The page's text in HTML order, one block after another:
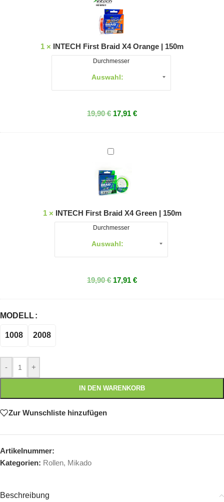
Braid
X4
Orange
|
150m
1 × INTECH First Braid X4 Orange | 150m
Durchmesser
19,90€ 17,91 €
INTECH
Braid
X4
|
150m
1× INTECH First Braid X4 Green | 150m
Durchmesser
19,90€ 17,91 €
MODELL
1008 2008
- +
IN DEN WARENKORB
Zur Wunschliste hinzufügen
Artikelnummer:
Kategorien: Rollen, Mikado
Beschreibung